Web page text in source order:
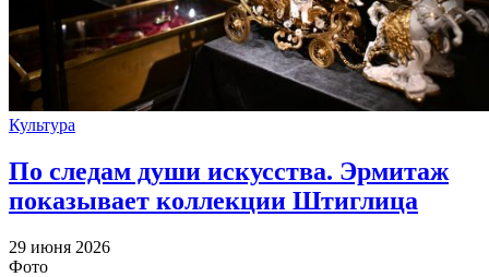
Культура
По следам души искусства. Эрмитаж
показывает коллекции Штиглица
29 июня 2026
Фото